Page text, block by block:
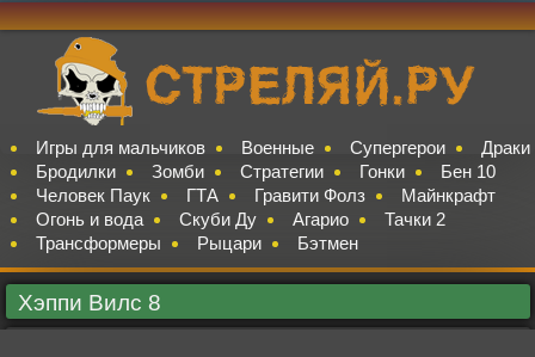
Игры для мальчиков Военные Супергерои
Драки
Бродилки
Зомби Стратегии Гонки
Бен 10
Человек Паук
ГТА Гравити Фолз
Майнкрафт
Огонь и вода
Скуби Ду Агарио
Тачки 2
Трансформеры
Рыцари Бэтмен
Хэппи Вилс 8